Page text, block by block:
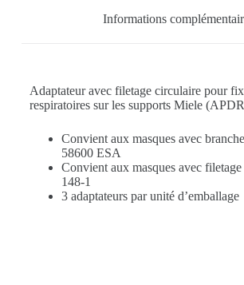
Informations
Adaptateur avec filetage circulaire pour
respiratoires sur les supports Miele
Convient aux masques avec
58600 ESA
Convient aux masques avec
148-1
3 adaptateurs par unité d’emballage